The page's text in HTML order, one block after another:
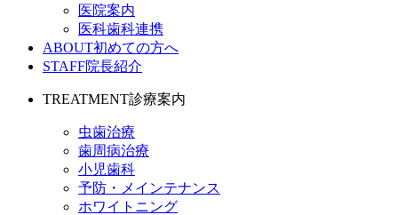
医院案内
医科歯科連携
ABOUT初めての方へ
STAFF院長紹介
TREATMENT診療案内
虫歯治療
歯周病治療
小児歯科
予防・メインテナンス
ホワイトニング